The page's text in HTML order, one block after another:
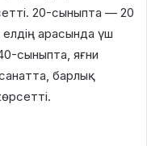
20-сыныпта — 20
арасында үш
сыныпта, яғни
барлық